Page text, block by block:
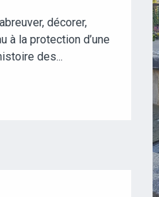
décorer,
à la protection d’une
des...